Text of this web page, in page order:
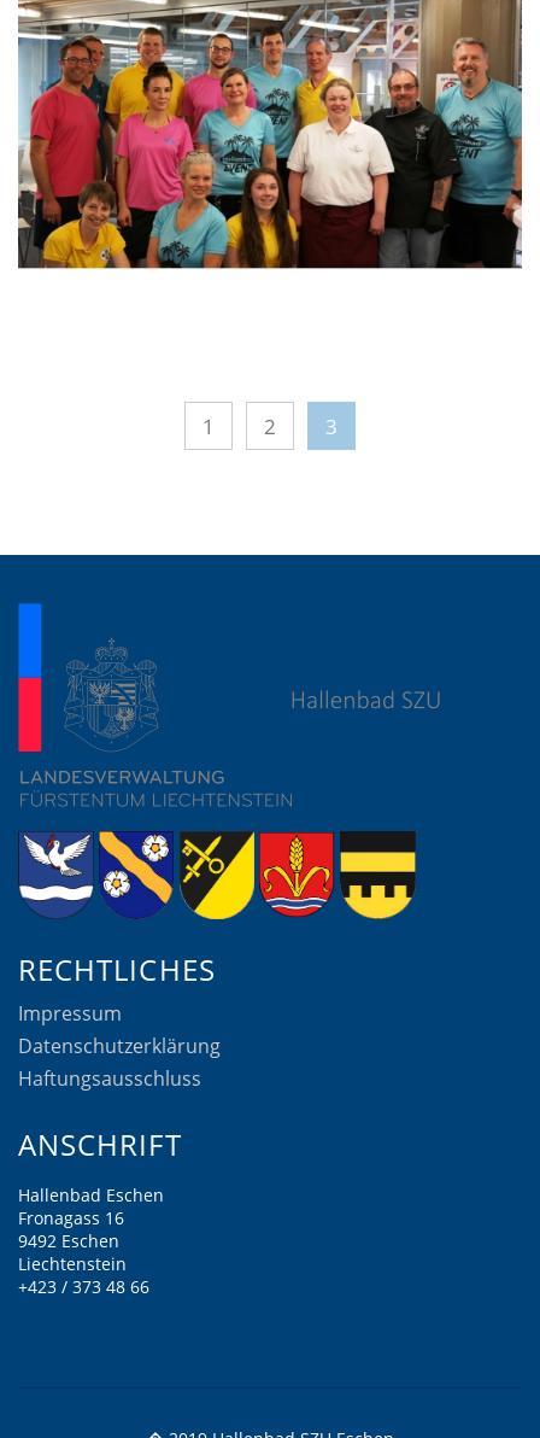
1 2 3
RECHTLICHES
Impressum
Datenschutzerklärung
Haftungsausschluss
ANSCHRIFT
Hallenbad Eschen
Fronagass 16
9492 Eschen
Liechtenstein
+423 / 373 48 66